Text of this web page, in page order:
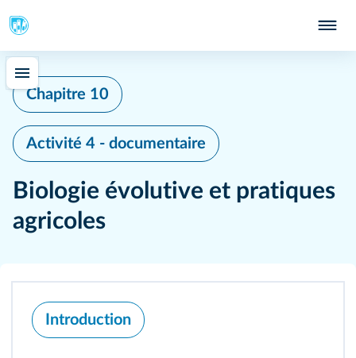
Chapitre 10
Activité 4 - documentaire
Biologie évolutive et pratiques
agricoles
Introduction